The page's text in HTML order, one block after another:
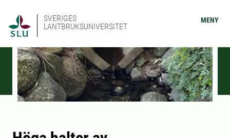
SVERIGES
LANTBRUKSUNIVERSITET
MENY